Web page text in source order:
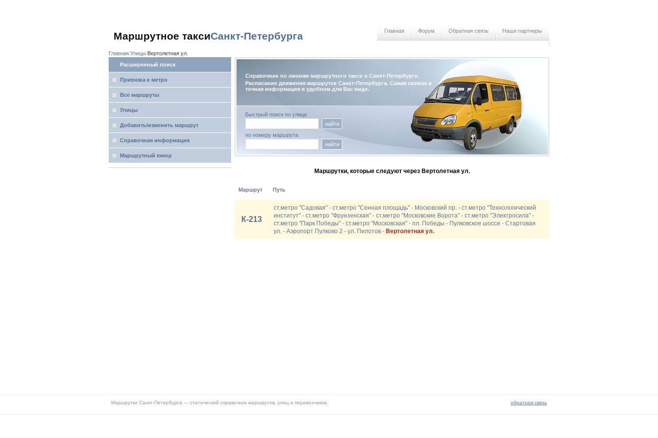
Маршрутное таксиСанкт-Петербурга Главная Форум Обратная связь Наши партнеры
Главная Улицы Вертолетная ул.
Расширенный поиск
Привязка к метро
Все маршруты
Улицы
Добавить/изменить маршрут
Справочная информация
Маршрутный юмор
Справочник по линиям маршрутного такси в Санкт-Петербурге.
Расписание движения маршруток Санкт-Петербурга. Самая свежая и
точная информация в удобном для Вас виде.
Быстрый поиск по улице
найти
по номеру маршрута
найти
Маршрутки, которые следуют через Вертолетная ул.
Маршрут Путь
К-213
ст.метро "Садовая" - ст.метро "Сенная площадь" - Московский пр. - ст.метро "Технологический
институт" - ст.метро "Фрунзенская" - ст.метро "Московские Ворота" - ст.метро "Электросила" -
ст.метро "Парк Победы" - ст.метро "Московская" - пл. Победы - Пулковское шоссе - Стартовая
ул. - Аэропорт Пулково 2 - ул. Пилотов - Вертолетная ул.
Маршрутки Санкт-Петербурга — статический справочник маршрутов, улиц и перевозчиков. обратная связь